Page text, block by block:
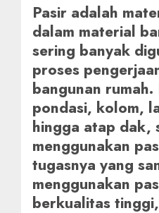
Pasir adalah
dalam material
sering banyak
proses
bangunan
pondasi, kolom,
hingga atap dak,
menggunakan
tugasnya yang
menggunakan
berkualitas